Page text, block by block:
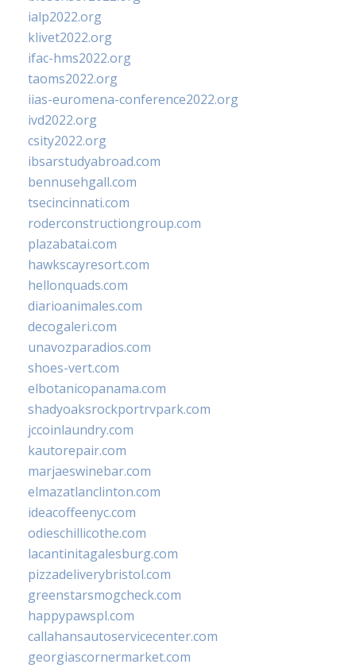
ialp2022.org
klivet2022.org
ifac-hms2022.org
taoms2022.org
iias-euromena-conference2022.org
ivd2022.org
csity2022.org
ibsarstudyabroad.com
bennusehgall.com
tsecincinnati.com
roderconstructiongroup.com
plazabatai.com
hawkscayresort.com
hellonquads.com
diarioanimales.com
decogaleri.com
unavozparadios.com
shoes-vert.com
elbotanicopanama.com
shadyoaksrockportrvpark.com
jccoinlaundry.com
kautorepair.com
marjaeswinebar.com
elmazatlanclinton.com
ideacoffeenyc.com
odieschillicothe.com
lacantinitagalesburg.com
pizzadeliverybristol.com
greenstarsmogcheck.com
happypawspl.com
callahansautoservicecenter.com
georgiascornermarket.com